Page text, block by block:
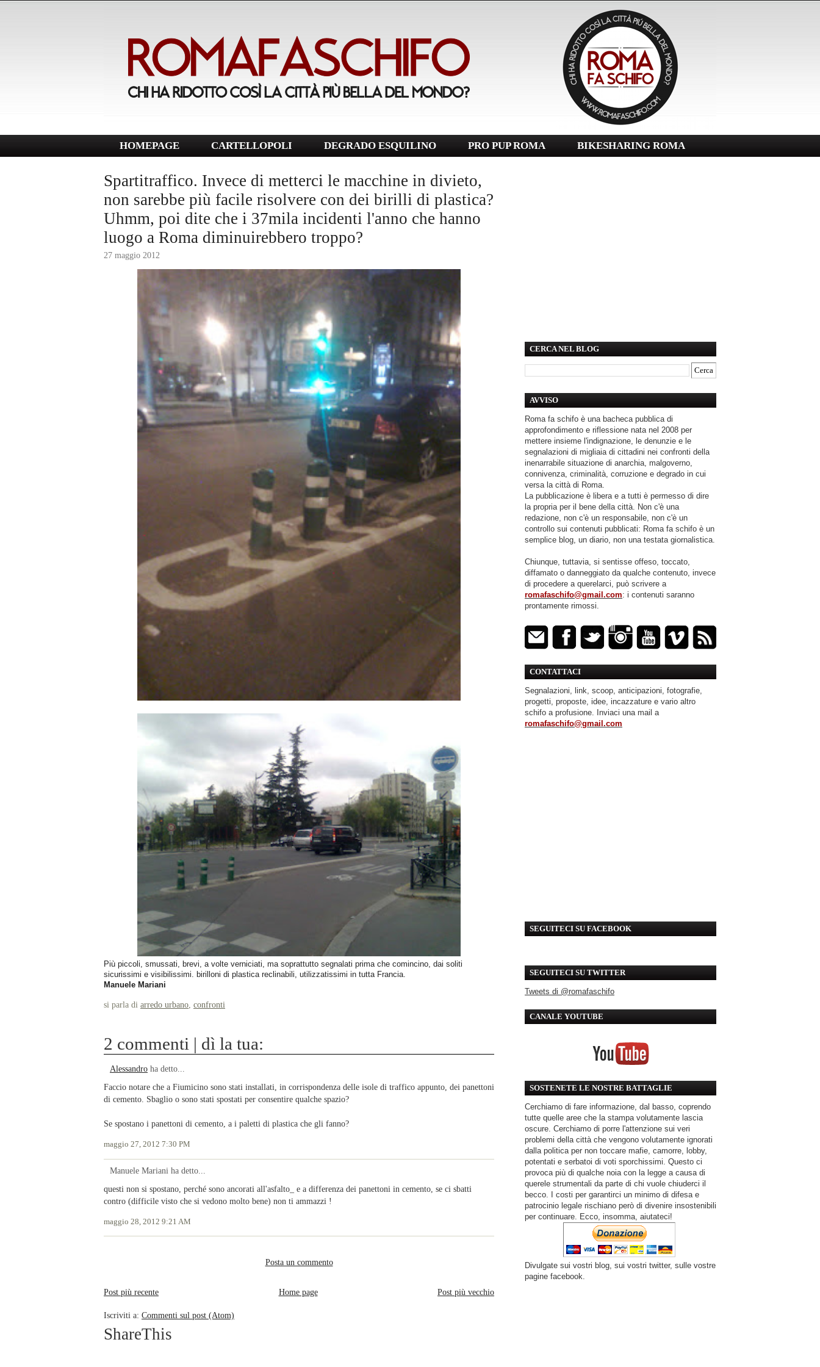
HOMEPAGE CARTELLOPOLI DEGRADO ESQUILINO PRO PUP ROMA BIKESHARING ROMA
Spartitraffico. Invece di metterci le macchine in divieto,
non sarebbe più facile risolvere con dei birilli di plastica?
Uhmm, poi dite che i 37mila incidenti l'anno che hanno
luogo a Roma diminuirebbero troppo?
27 maggio 2012
Più piccoli, smussati, brevi, a volte verniciati, ma soprattutto segnalati prima che comincino, dai soliti
sicurissimi e visibilissimi. birilloni di plastica reclinabili, utilizzatissimi in tutta Francia.
Manuele Mariani
si parla di arredo urbano confronti
2 commenti | dì la tua:
Alessandro ha detto...
Faccio notare che a Fiumicino sono stati installati, in corrispondenza delle isole di traffico appunto, dei panettoni
di cemento. Sbaglio o sono stati spostati per consentire qualche spazio?
Se spostano i panettoni di cemento, a i paletti di plastica che gli fanno?
maggio 27, 2012 7:30 PM
Manuele Mariani ha detto...
questi non si spostano, perché sono ancorati all'asfalto_ e a differenza dei panettoni in cemento, se ci sbatti
contro (difficile visto che si vedono molto bene) non ti ammazzi !
maggio 28, 2012 9:21 AM
Posta un commento
Post più recente Post più vecchio
Home page
Iscriviti a: Commenti sul post (Atom)
ShareThis
CERCA NEL BLOG
AVVISO
Roma fa schifo è una bacheca pubblica di
approfondimento e riflessione nata nel 2008 per
mettere insieme l'indignazione, le denunzie e le
segnalazioni di migliaia di cittadini nei confronti della
inenarrabile situazione di anarchia, malgoverno,
connivenza, criminalità, corruzione e degrado in cui
versa la città di Roma.
La pubblicazione è libera e a tutti è permesso di dire
la propria per il bene della città. Non c'è una
redazione, non c'è un responsabile, non c'è un
controllo sui contenuti pubblicati: Roma fa schifo è un
semplice blog, un diario, non una testata giornalistica.
Chiunque, tuttavia, si sentisse offeso, toccato,
diffamato o danneggiato da qualche contenuto, invece
di procedere a querelarci, può scrivere a
romafaschifo@gmail.com: i contenuti saranno
prontamente rimossi.
CONTATTACI
Segnalazioni, link, scoop, anticipazioni, fotografie,
progetti, proposte, idee, incazzature e vario altro
schifo a profusione. Inviaci una mail a
romafaschifo@gmail.com
SEGUITECI SU FACEBOOK
SEGUITECI SU TWITTER
Tweets di @romafaschifo
CANALE YOUTUBE
SOSTENETE LE NOSTRE BATTAGLIE
Cerchiamo di fare informazione, dal basso, coprendo
tutte quelle aree che la stampa volutamente lascia
oscure. Cerchiamo di porre l'attenzione sui veri
problemi della città che vengono volutamente ignorati
dalla politica per non toccare mafie, camorre, lobby,
potentati e serbatoi di voti sporchissimi. Questo ci
provoca più di qualche noia con la legge a causa di
querele strumentali da parte di chi vuole chiuderci il
becco. I costi per garantirci un minimo di difesa e
patrocinio legale rischiano però di divenire insostenibili
per continuare. Ecco, insomma, aiutateci!
Divulgate sui vostri blog, sui vostri twitter, sulle vostre
pagine facebook.